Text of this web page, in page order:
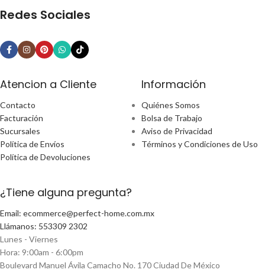
Redes Sociales
Atencion a Cliente
Contacto
Facturación
Sucursales
Política de Envíos
Política de Devoluciones
Información
Quiénes Somos
Bolsa de Trabajo
Aviso de Privacidad
Términos y Condiciones de Uso
¿Tiene alguna pregunta?
Email: ecommerce@perfect-home.com.mx
Llámanos: 553309 2302
Lunes - Viernes
Hora: 9:00am - 6:00pm
Boulevard Manuel Ávila Camacho No. 170 Ciudad De México